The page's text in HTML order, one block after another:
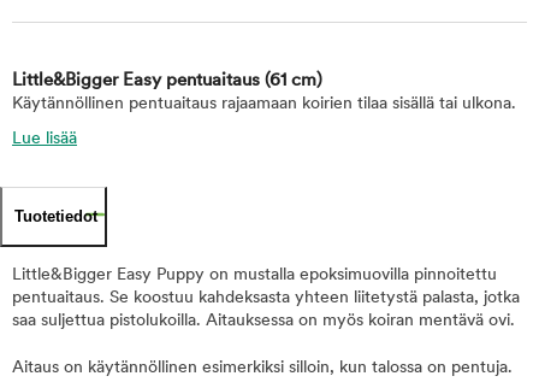
Little&Bigger Easy pentuaitaus (61 cm)
Käytännöllinen pentuaitaus rajaamaan koirien tilaa sisällä tai ulkona.
Lue lisää
Tuotetiedot
Little&Bigger Easy Puppy on mustalla epoksimuovilla pinnoitettu
pentuaitaus. Se koostuu kahdeksasta yhteen liitetystä palasta, jotka
saa suljettua pistolukoilla. Aitauksessa on myös koiran mentävä ovi.
Aitaus on käytännöllinen esimerkiksi silloin, kun talossa on pentuja.